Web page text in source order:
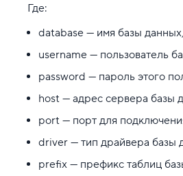
Где:
database — имя базы
username — пользователь
password — пароль этого
host — адрес сервера базы
port — порт для
driver — тип драйвера базы
prefix — префикс таблиц